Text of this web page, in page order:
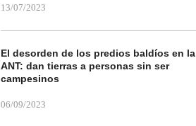
13/07/2023
El desorden de los predios baldíos en la
ANT: dan tierras a personas sin ser
campesinos
06/09/2023